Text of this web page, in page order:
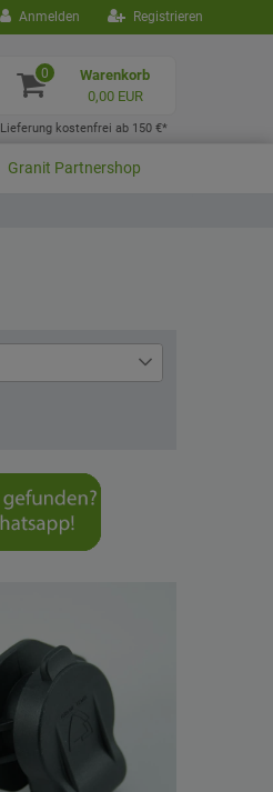
Anmelden Registrieren
0
Warenkorb
0,00 EUR
Lieferung kostenfrei ab 150 €*
Granit Partnershop